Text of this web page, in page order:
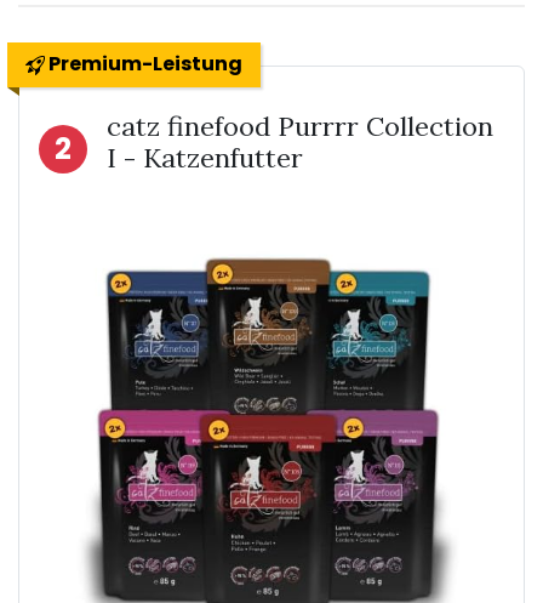
Premium-Leistung
2
catz finefood Purrrr Collection
I - Katzenfutter